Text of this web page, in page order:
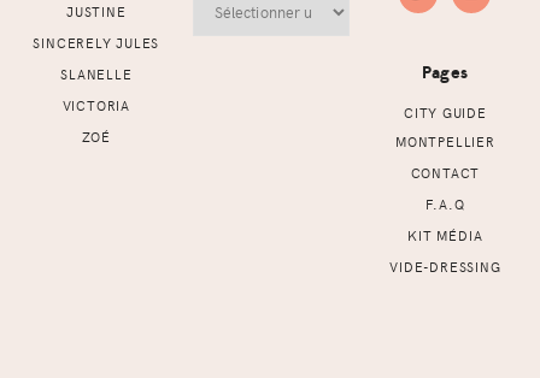
JUSTINE
SINCERELY JULES
SLANELLE
VICTORIA
ZOÉ
Pages
CITY GUIDE
MONTPELLIER
CONTACT
F.A.Q
KIT MÉDIA
VIDE-DRESSING